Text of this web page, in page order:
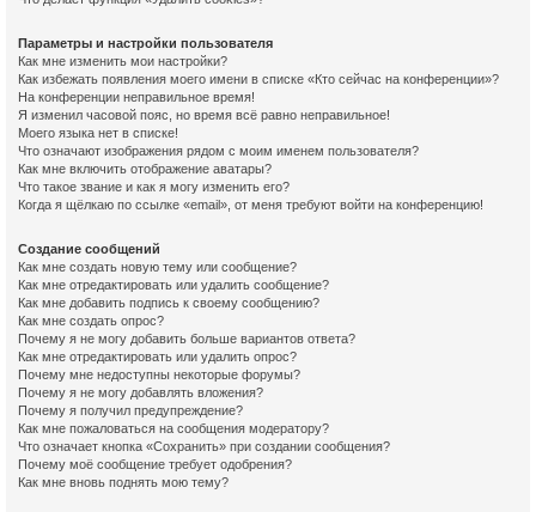
Параметры и настройки пользователя
Как мне изменить мои настройки?
Как избежать появления моего имени в списке «Кто сейчас на конференции»?
На конференции неправильное время!
Я изменил часовой пояс, но время всё равно неправильное!
Моего языка нет в списке!
Что означают изображения рядом с моим именем пользователя?
Как мне включить отображение аватары?
Что такое звание и как я могу изменить его?
Когда я щёлкаю по ссылке «email», от меня требуют войти на конференцию!
Создание сообщений
Как мне создать новую тему или сообщение?
Как мне отредактировать или удалить сообщение?
Как мне добавить подпись к своему сообщению?
Как мне создать опрос?
Почему я не могу добавить больше вариантов ответа?
Как мне отредактировать или удалить опрос?
Почему мне недоступны некоторые форумы?
Почему я не могу добавлять вложения?
Почему я получил предупреждение?
Как мне пожаловаться на сообщения модератору?
Что означает кнопка «Сохранить» при создании сообщения?
Почему моё сообщение требует одобрения?
Как мне вновь поднять мою тему?